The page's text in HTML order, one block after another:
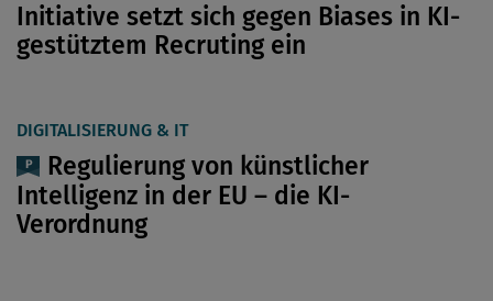
Initiative setzt sich gegen Biases in KI-
gestütztem Recruting ein
DIGITALISIERUNG & IT
Regulierung von künstlicher
Intelligenz in der EU – die KI-
Verordnung